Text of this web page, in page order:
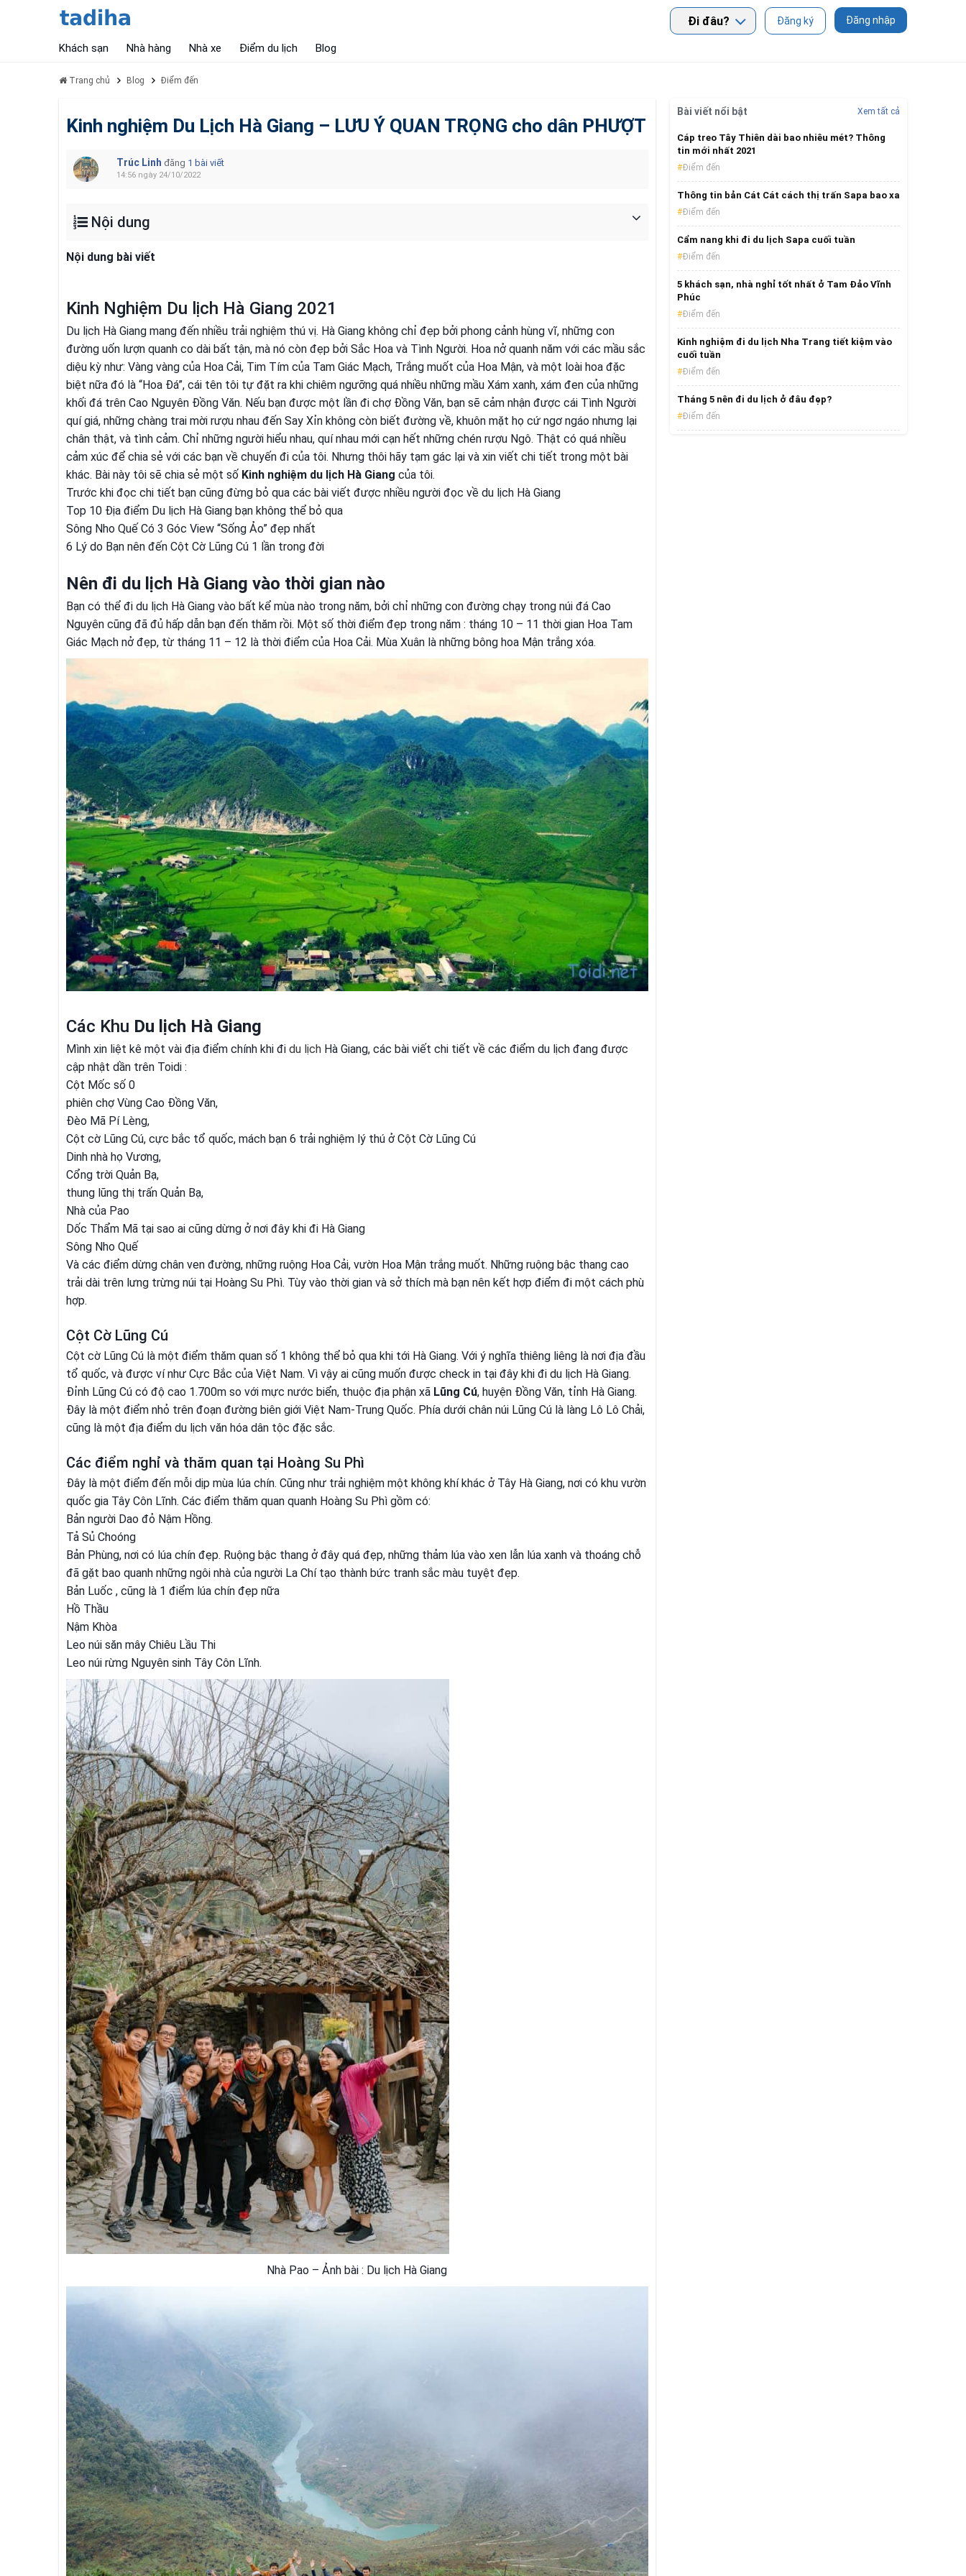
Đăng nhập
Đăng ký
Đi đâu?
Khách sạn Nhà hàng Nhà xe Điểm du lịch Blog
Trang chủ Blog Điểm đến
Kinh nghiệm Du Lịch Hà Giang – LƯU Ý QUAN TRỌNG cho dân PHƯỢT
Trúc Linh đăng 1 bài viết
14:56 ngày 24/10/2022
Nội dung
Nội dung bài viết
Kinh Nghiệm Du lịch Hà Giang 2021
Du lịch Hà Giang mang đến nhiều trải nghiệm thú vị. Hà Giang không chỉ đẹp bởi phong cảnh hùng vĩ, những con
đường uốn lượn quanh co dài bất tận, mà nó còn đẹp bởi Sắc Hoa và Tình Người. Hoa nở quanh năm với các mầu sắc
diệu kỳ như: Vàng vàng của Hoa Cải, Tim Tím của Tam Giác Mạch, Trắng muốt của Hoa Mận, và một loài hoa đặc
biệt nữa đó là “Hoa Đá”, cái tên tôi tự đặt ra khi chiêm ngưỡng quá nhiều những mầu Xám xanh, xám đen của những
khối đá trên Cao Nguyên Đồng Văn. Nếu bạn được một lần đi chợ Đồng Văn, bạn sẽ cảm nhận được cái Tình Người
quí giá, những chàng trai mời rượu nhau đến Say Xỉn không còn biết đường về, khuôn mặt họ cứ ngơ ngáo nhưng lại
chân thật, và tình cảm. Chỉ những người hiểu nhau, quí nhau mới cạn hết những chén rượu Ngô. Thật có quá nhiều
cảm xúc để chia sẻ với các bạn về chuyến đi của tôi. Nhưng thôi hãy tạm gác lại và xin viết chi tiết trong một bài
khác. Bài này tôi sẽ chia sẻ một số Kinh nghiệm du lịch Hà Giang của tôi.
Trước khi đọc chi tiết bạn cũng đừng bỏ qua các bài viết được nhiều người đọc về du lịch Hà Giang
Top 10 Địa điểm Du lịch Hà Giang bạn không thể bỏ qua
Sông Nho Quế Có 3 Góc View “Sống Ảo” đẹp nhất
6 Lý do Bạn nên đến Cột Cờ Lũng Cú 1 lần trong đời
Nên đi du lịch Hà Giang vào thời gian nào
Bạn có thể đi du lịch Hà Giang vào bất kể mùa nào trong năm, bởi chỉ những con đường chạy trong núi đá Cao
Nguyên cũng đã đủ hấp dẫn bạn đến thăm rồi. Một số thời điểm đẹp trong năm : tháng 10 – 11 thời gian Hoa Tam
Giác Mạch nở đẹp, từ tháng 11 – 12 là thời điểm của Hoa Cải. Mùa Xuân là những bông hoa Mận trắng xóa.
Các Khu Du lịch Hà Giang
Mình xin liệt kê một vài địa điểm chính khi đi du lịch Hà Giang, các bài viết chi tiết về các điểm du lịch đang được
cập nhật dần trên Toidi :
Cột Mốc số 0
phiên chợ Vùng Cao Đồng Văn,
Đèo Mã Pí Lèng,
Cột cờ Lũng Cú, cực bắc tổ quốc, mách bạn 6 trải nghiệm lý thú ở Cột Cờ Lũng Cú
Dinh nhà họ Vương,
Cổng trời Quản Bạ,
thung lũng thị trấn Quản Bạ,
Nhà của Pao
Dốc Thẩm Mã tại sao ai cũng dừng ở nơi đây khi đi Hà Giang
Sông Nho Quế
Và các điểm dừng chân ven đường, những ruộng Hoa Cải, vườn Hoa Mận trắng muốt. Những ruộng bậc thang cao
trải dài trên lưng trừng núi tại Hoàng Su Phì. Tùy vào thời gian và sở thích mà bạn nên kết hợp điểm đi một cách phù
hợp.
Cột Cờ Lũng Cú
Cột cờ Lũng Cú là một điểm thăm quan số 1 không thể bỏ qua khi tới Hà Giang. Với ý nghĩa thiêng liêng là nơi địa đầu
tổ quốc, và được ví như Cực Bắc của Việt Nam. Vì vậy ai cũng muốn được check in tại đây khi đi du lịch Hà Giang.
Đỉnh Lũng Cú có độ cao 1.700m so với mực nước biển, thuộc địa phận xã Lũng Cú, huyện Đồng Văn, tỉnh Hà Giang.
Đây là một điểm nhỏ trên đoạn đường biên giới Việt Nam-Trung Quốc. Phía dưới chân núi Lũng Cú là làng Lô Lô Chải,
cũng là một địa điểm du lịch văn hóa dân tộc đặc sắc.
Các điểm nghỉ và thăm quan tại Hoàng Su Phì
Đây là một điểm đến mỗi dịp mùa lúa chín. Cũng như trải nghiệm một không khí khác ở Tây Hà Giang, nơi có khu vườn
quốc gia Tây Côn Lĩnh. Các điểm thăm quan quanh Hoàng Su Phì gồm có:
Bản người Dao đỏ Nậm Hồng.
Tả Sủ Choóng
Bản Phùng, nơi có lúa chín đẹp. Ruộng bậc thang ở đây quá đẹp, những thảm lúa vào xen lẫn lúa xanh và thoáng chỗ
đã gặt bao quanh những ngôi nhà của người La Chí tạo thành bức tranh sắc màu tuyệt đẹp.
Bản Luốc , cũng là 1 điểm lúa chín đẹp nữa
Hồ Thầu
Nậm Khòa
Leo núi săn mây Chiêu Lầu Thi
Leo núi rừng Nguyên sinh Tây Côn Lĩnh.
Nhà Pao – Ảnh bài : Du lịch Hà Giang
Bài viết nổi bật Xem tất cả
Cáp treo Tây Thiên dài bao nhiêu mét? Thông
tin mới nhất 2021
Điểm đến
Thông tin bản Cát Cát cách thị trấn Sapa bao xa
Điểm đến
Cẩm nang khi đi du lịch Sapa cuối tuần
Điểm đến
5 khách sạn, nhà nghỉ tốt nhất ở Tam Đảo Vĩnh
Phúc
Điểm đến
Kinh nghiệm đi du lịch Nha Trang tiết kiệm vào
cuối tuần
Điểm đến
​Tháng 5 nên đi du lịch ở đâu đẹp?
Điểm đến